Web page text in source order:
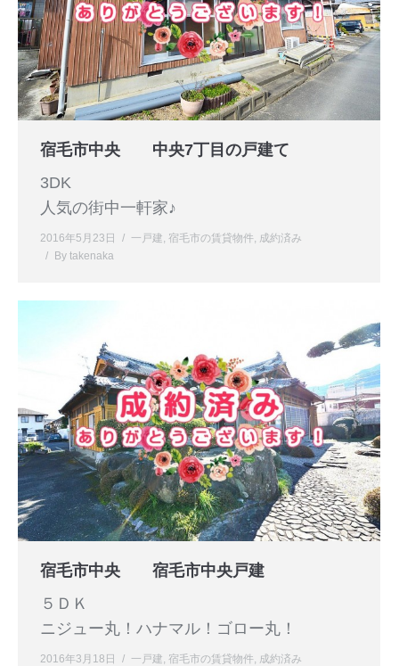
宿毛市中央 中央7丁目の戸建て
3DK
人気の街中一軒家♪
2016年5月23日 一戸建, 宿毛市の賃貸物件, 成約済み
By takenaka
宿毛市中央 宿毛市中央戸建
５ＤＫ
ニジュー丸！ハナマル！ゴロー丸！
2016年3月18日 一戸建 宿毛市の賃貸物件 成約済み